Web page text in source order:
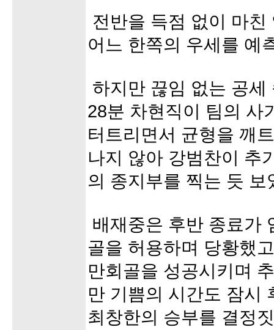
전반을 득점 없이 마
어느 한쪽의 우세를 예
하지만 끊임 없는 공
28분 차현직이 팀의 사
터트리면서 균형을 깨
나지 않아 강범찬이 추
의 종지부를 찍는 듯 보
배재중은 후반 종료가
골을 허용하며 당황했
만회골을 성공시키며
만 기쁨의 시간도 잠시
최창한의 승부를 결정